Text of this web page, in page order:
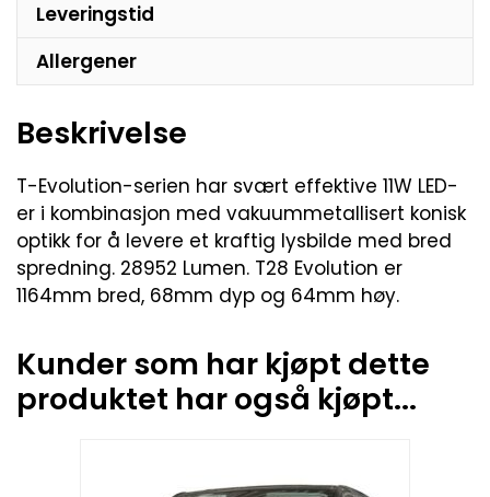
Leveringstid
Allergener
Beskrivelse
T-Evolution-serien har svært effektive 11W LED-
er i kombinasjon med vakuummetallisert konisk
optikk for å levere et kraftig lysbilde med bred
spredning. 28952 Lumen. T28 Evolution er
1164mm bred, 68mm dyp og 64mm høy.
Kunder som har kjøpt dette
produktet har også kjøpt...